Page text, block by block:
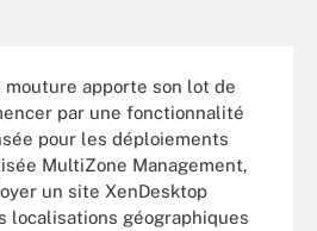
apporte son lot de
par une fonctionnalité
pour les déploiements
MultiZone Management,
un site XenDesktop
localisations géographiques